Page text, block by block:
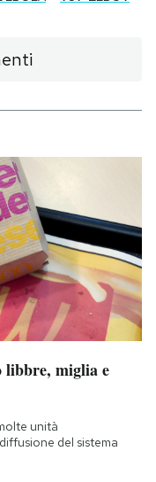
libbre, miglia e
unità
del sistema